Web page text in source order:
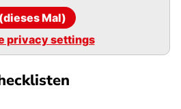
Mal)
privacy settings